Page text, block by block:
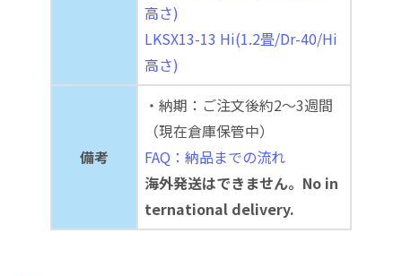
高さ)
LKSX13-13 Hi(1.2畳/Dr-40/Hi
高さ)
備考
・納期：ご注文後約2～3週間
（現在倉庫保管中）
FAQ：納品までの流れ
海外発送はできません。No in
ternational delivery.